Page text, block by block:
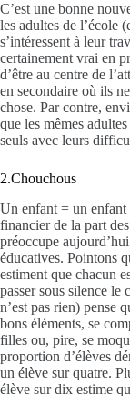
C’est une bonne
les adultes de l’école
s’intéressent à leur
certainement vrai en
d’être au centre de
en secondaire où ils
chose. Par contre,
que les mêmes
seuls avec leurs
2.Chouchous
Un enfant = un enfant
financier de la part
préoccupe
éducatives. Pointons
estiment que chacun
passer sous silence le
n’est pas rien) pense
bons éléments, se
filles ou, pire, se
proportion d’élèves
un élève sur quatre.
élève sur dix estime